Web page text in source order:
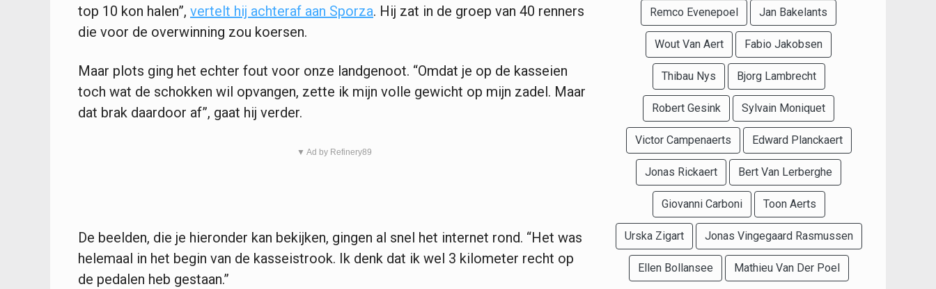
top 10 kon halen”, vertelt hij achteraf aan Sporza. Hij zat in de groep van 40 renners
die voor de overwinning zou koersen.
Maar plots ging het echter fout voor onze landgenoot. “Omdat je op de kasseien
toch wat de schokken wil opvangen, zette ik mijn volle gewicht op mijn zadel. Maar
dat brak daardoor af”, gaat hij verder.
▼ Ad by Refinery89
De beelden, die je hieronder kan bekijken, gingen al snel het internet rond. “Het was
helemaal in het begin van de kasseistrook. Ik denk dat ik wel 3 kilometer recht op
de pedalen heb gestaan.”
Remco Evenepoel Jan Bakelants
Wout Van Aert Fabio Jakobsen
Thibau Nys Bjorg Lambrecht
Robert Gesink Sylvain Moniquet
Victor Campenaerts Edward Planckaert
Jonas Rickaert Bert Van Lerberghe
Giovanni Carboni Toon Aerts
Urska Zigart Jonas Vingegaard Rasmussen
Ellen Bollansee Mathieu Van Der Poel